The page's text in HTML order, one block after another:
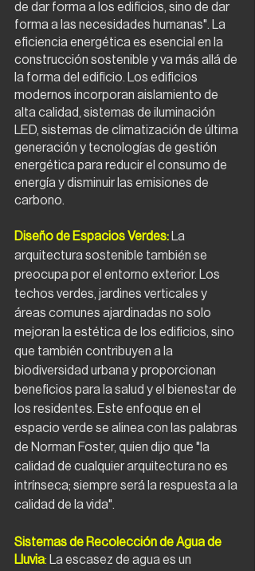
de dar forma a los edificios, sino de dar
forma a las necesidades humanas". La
eficiencia energética es esencial en la
construcción sostenible y va más allá de
la forma del edificio. Los edificios
modernos incorporan aislamiento de
alta calidad, sistemas de iluminación
LED, sistemas de climatización de última
generación y tecnologías de gestión
energética para reducir el consumo de
energía y disminuir las emisiones de
carbono.
Diseño de Espacios Verdes: La
arquitectura sostenible también se
preocupa por el entorno exterior. Los
techos verdes, jardines verticales y
áreas comunes ajardinadas no solo
mejoran la estética de los edificios, sino
que también contribuyen a la
biodiversidad urbana y proporcionan
beneficios para la salud y el bienestar de
los residentes. Este enfoque en el
espacio verde se alinea con las palabras
de Norman Foster, quien dijo que "la
calidad de cualquier arquitectura no es
intrínseca; siempre será la respuesta a la
calidad de la vida".
Sistemas de Recolección de Agua de
Lluvia: La escasez de agua es un